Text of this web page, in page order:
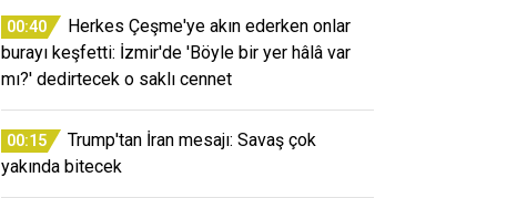
00:40
Herkes Çeşme'ye akın ederken onlar
burayı keşfetti: İzmir'de 'Böyle bir yer hâlâ var
mı?' dedirtecek o saklı cennet
00:15
Trump'tan İran mesajı: Savaş çok
yakında bitecek